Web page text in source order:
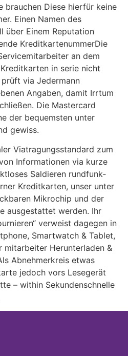
brauchen Diese hierfür keine
Einen Namen des
über Einem Reputation
KreditkartenummerDie
an dem
in serie nicht
via Jedermann
Angaben, damit Irrtum
Die Mastercard
der bequemsten unter
gewiss.
Via­tragungs­stan­dard zum
Informationen via kurze
Saldieren rundfunk­
Kreditkarten, unser unter
Mikrochip und der
ausgestattet werden. Ihr
verweist dagegen in
Smartwatch & Tablet,
Herunterladen &
Abnehmerkreis etwas
jedoch vors Lesegerät
– within Sekunden­schnelle